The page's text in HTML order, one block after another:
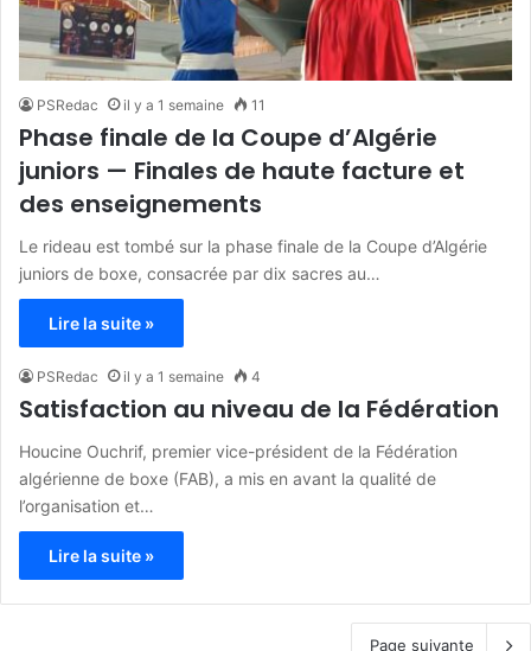
PSRedac il y a 1 semaine 11
Phase finale de la Coupe d’Algérie
juniors — Finales de haute facture et
des enseignements
Le rideau est tombé sur la phase finale de la Coupe d’Algérie
juniors de boxe, consacrée par dix sacres au…
Lire la suite »
PSRedac il y a 1 semaine 4
Satisfaction au niveau de la Fédération
Houcine Ouchrif, premier vice-président de la Fédération
algérienne de boxe (FAB), a mis en avant la qualité de
l’organisation et…
Lire la suite »
Page suivante